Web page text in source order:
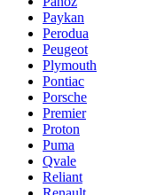
Paykan
Perodua
Peugeot
Plymouth
Pontiac
Porsche
Premier
Proton
Puma
Qvale
Reliant